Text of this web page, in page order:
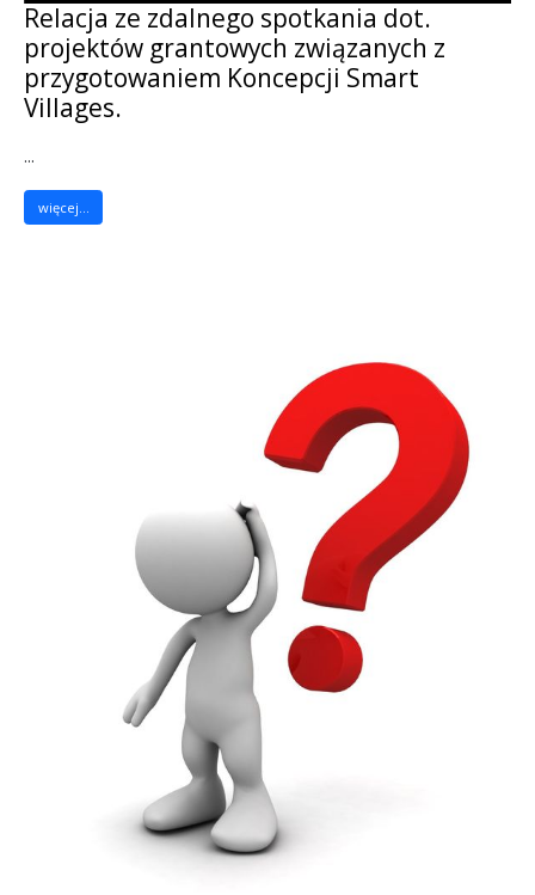
Relacja ze zdalnego spotkania dot.
projektów grantowych związanych z
przygotowaniem Koncepcji Smart
Villages.
...
więcej...